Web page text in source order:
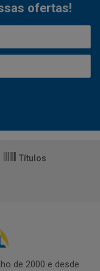
ofertas!
Títulos
de 2000 e desde